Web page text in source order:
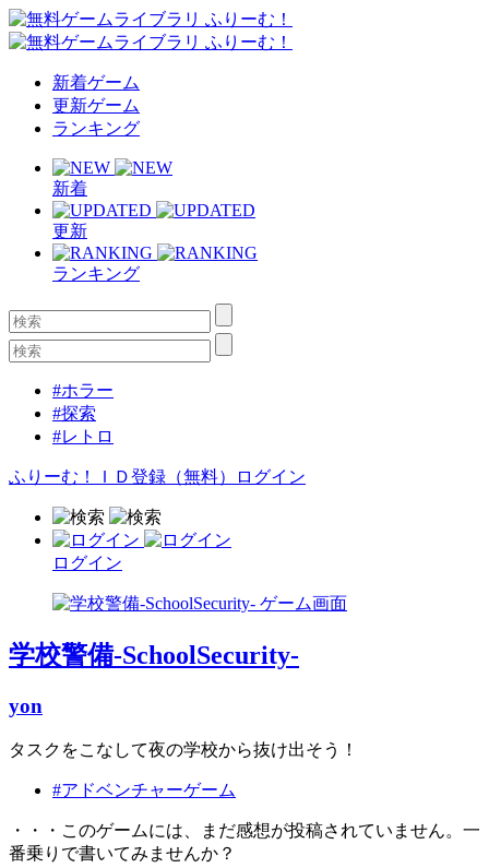
新着ゲーム
更新ゲーム
ランキング
新着
更新
ランキング
#ホラー
#探索
#レトロ
ふりーむ！ＩＤ登録（無料） ログイン
ログイン
学校警備-SchoolSecurity-
yon
タスクをこなして夜の学校から抜け出そう！
#アドベンチャーゲーム
・・・このゲームには、まだ感想が投稿されていません。一
番乗りで書いてみませんか？